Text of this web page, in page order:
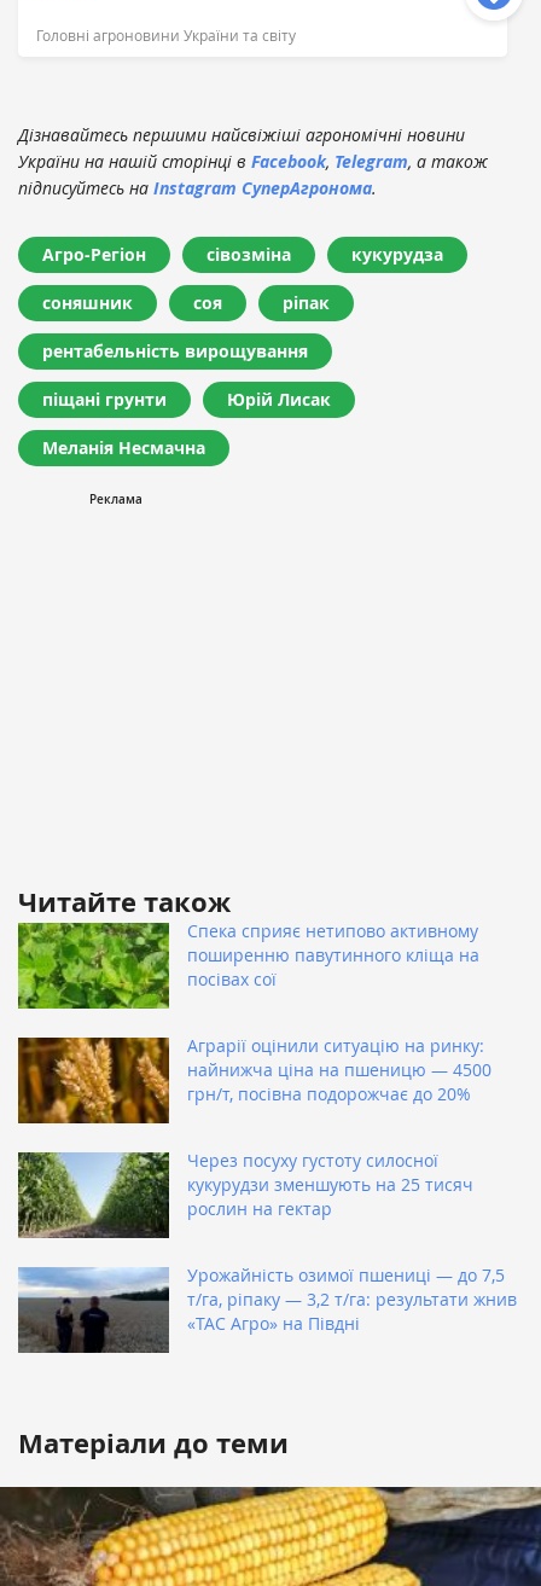
Головні агроновини України та світу
Дізнавайтесь першими найсвіжіші агрономічні новини
України на нашій сторінці в Facebook, Telegram, а також
підписуйтесь на Instagram СуперАгронома.
Агро-Регіон сівозміна кукурудза
соняшник соя ріпак
рентабельність вирощування
піщані грунти Юрій Лисак
Меланія Несмачна
Читайте також
Спека сприяє нетипово активному
поширенню павутинного кліща на
посівах сої
Аграрії оцінили ситуацію на ринку:
найнижча ціна на пшеницю — 4500
грн/т, посівна подорожчає до 20%
Через посуху густоту силосної
кукурудзи зменшують на 25 тисяч
рослин на гектар
Урожайність озимої пшениці — до 7,5
т/га, ріпаку — 3,2 т/га: результати жнив
«ТАС Агро» на Півдні
Матеріали до теми